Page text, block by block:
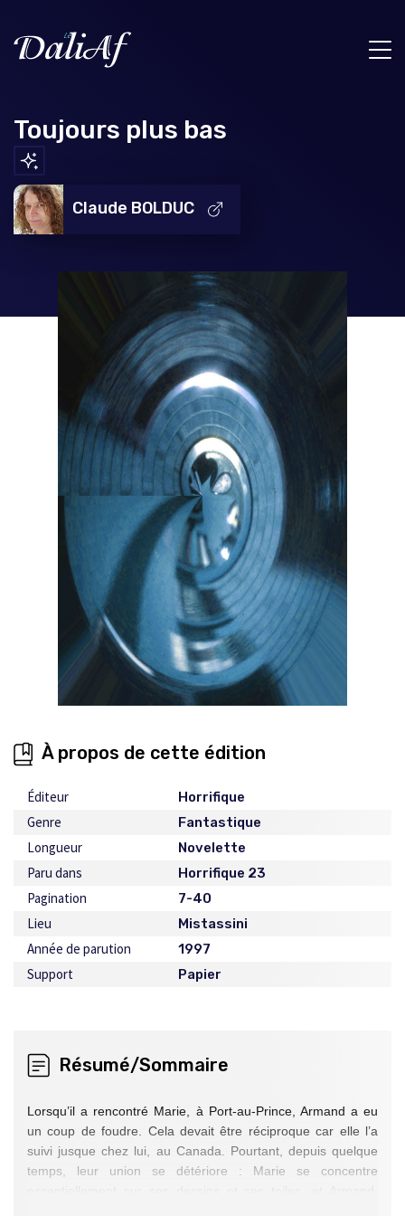
Toujours plus bas
Claude BOLDUC
À propos de cette édition
Éditeur Horrifique
Genre Fantastique
Longueur Novelette
Paru dans Horrifique 23
Pagination 7-40
Lieu Mistassini
Année de parution 1997
Support Papier
Résumé/Sommaire
Lorsqu’il a rencontré Marie, à Port-au-Prince, Armand a eu
un coup de foudre. Cela devait être réciproque car elle l’a
suivi jusque chez lui, au Canada. Pourtant, depuis quelque
temps, leur union se détériore : Marie se concentre